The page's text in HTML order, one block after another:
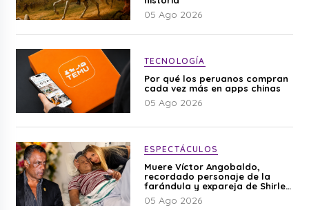
05 Ago 2026
TECNOLOGÍA
Por qué los peruanos compran
cada vez más en apps chinas
05 Ago 2026
ESPECTÁCULOS
Muere Víctor Angobaldo,
recordado personaje de la
farándula y expareja de Shirley
Cherres
05 Ago 2026